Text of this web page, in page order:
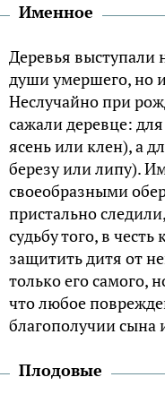
Именное
Деревья выступали
души умершего, но
Неслучайно при
сажали деревце:
ясень или клен), а
березу или липу).
своеобразными
пристально
судьбу того, в
защитить дитя от
только его самого,
что любое
благополучии сына
Плодовые